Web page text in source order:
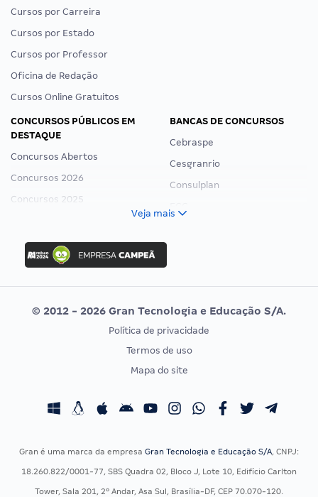
Cursos por Carreira
Cursos por Estado
Cursos por Professor
Oficina de Redação
Cursos Online Gratuitos
CONCURSOS PÚBLICOS EM
DESTAQUE
Concursos Abertos
Concursos 2026
Concursos 2025
Concurso Ibama
Concurso MPU
Editais publicados
BANCAS DE CONCURSOS
Cebraspe
Cesgranrio
Consulplan
Vunesp
CONCURSOS POR PROFISSÃO
Concursos Fiscais
Concursos Saúde
EXAME DE ORDEM
Calendário OAB
Veja mais
© 2012 - 2026 Gran Tecnologia e Educação S/A.
Política de privacidade
Termos de uso
Mapa do site
Gran é uma marca da empresa Gran Tecnologia e Educação S/A, CNPJ:
18.260.822/0001-77, SBS Quadra 02, Bloco J, Lote 10, Edifício Carlton
Tower, Sala 201, 2º Andar, Asa Sul, Brasília-DF, CEP 70.070-120.